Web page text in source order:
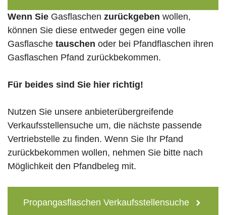
Wenn Sie Gasflaschen zurückgeben wollen,
können Sie diese entweder gegen eine volle
Gasflasche tauschen oder bei Pfandflaschen ihren
Gasflaschen Pfand zurückbekommen.
Für beides sind Sie hier richtig!
Nutzen Sie unsere anbieterübergreifende
Verkaufsstellensuche um, die nächste passende
Vertriebstelle zu finden. Wenn Sie Ihr Pfand
zurückbekommen wollen, nehmen Sie bitte nach
Möglichkeit den Pfandbeleg mit.
Propangasflaschen Verkaufsstellensuche